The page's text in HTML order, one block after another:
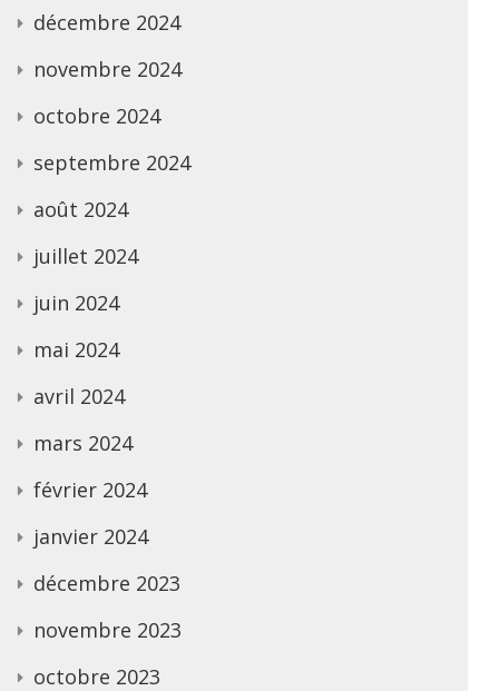
décembre 2024
novembre 2024
octobre 2024
septembre 2024
août 2024
juillet 2024
juin 2024
mai 2024
avril 2024
mars 2024
février 2024
janvier 2024
décembre 2023
novembre 2023
octobre 2023